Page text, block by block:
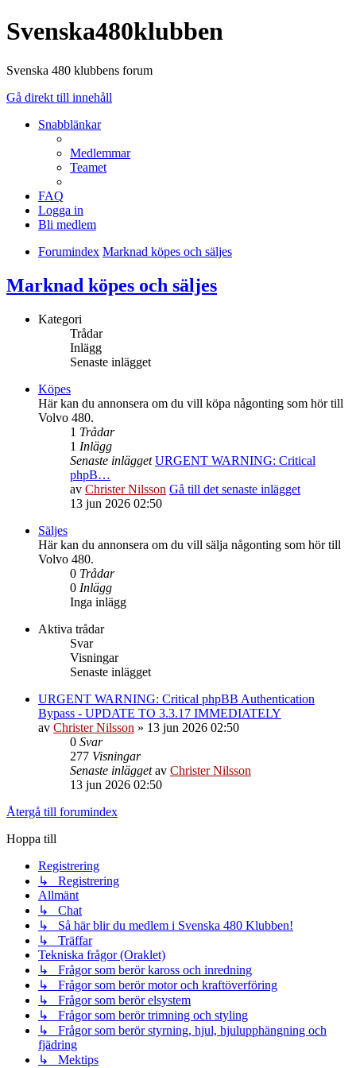
Svenska480klubben
Svenska 480 klubbens forum
Gå direkt till innehåll
Snabblänkar
Medlemmar
Teamet
FAQ
Logga in
Bli medlem
Forumindex Marknad köpes och säljes
Marknad köpes och säljes
Kategori
Trådar
Inlägg
Senaste inlägget
Köpes
Här kan du annonsera om du vill köpa någonting som hör till
Volvo 480.
1 Trådar
1 Inlägg
Senaste inlägget URGENT WARNING: Critical
phpB…
av Christer Nilsson Gå till det senaste inlägget
13 jun 2026 02:50
Säljes
Här kan du annonsera om du vill sälja någonting som hör till
Volvo 480.
0 Trådar
0 Inlägg
Inga inlägg
Aktiva trådar
Svar
Visningar
Senaste inlägget
URGENT WARNING: Critical phpBB Authentication
Bypass - UPDATE TO 3.3.17 IMMEDIATELY
av Christer Nilsson » 13 jun 2026 02:50
0 Svar
277 Visningar
Senaste inläggetav Christer Nilsson
13 jun 2026 02:50
Återgå till forumindex
Hoppa till
Registrering
↳ Registrering
Allmänt
↳ Chat
↳ Så här blir du medlem i Svenska 480 Klubben!
↳ Träffar
Tekniska frågor (Oraklet)
↳ Frågor som berör kaross och inredning
↳ Frågor som berör motor och kraftöverföring
↳ Frågor som berör elsystem
↳ Frågor som berör trimning och styling
↳ Frågor som berör styrning, hjul, hjulupphängning och
fjädring
↳ Mektips